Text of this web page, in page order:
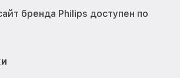
бренда Philips доступен по